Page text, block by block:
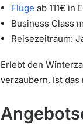
Flüge ab 111€ in
Business Class
Reisezeitraum:
Erlebt den
verzaubern. Ist